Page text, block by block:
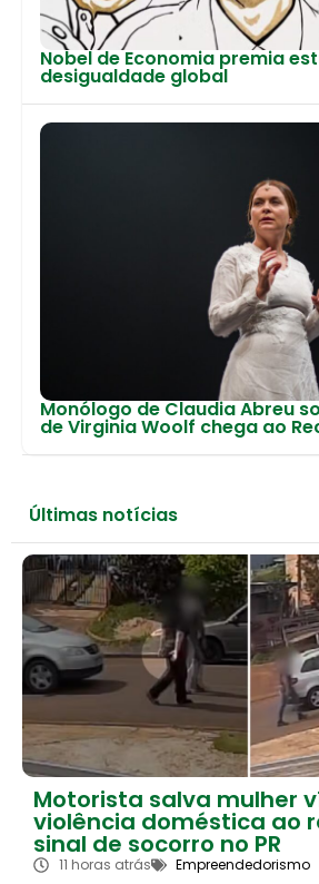
Nobel de Economia premia
desigualdade global
Monólogo de Claudia Abreu
de Virginia Woolf chega ao
Últimas notícias
Motorista salva mulher
violência doméstica ao
sinal de socorro no PR
11 horas atrás Empreendedorismo